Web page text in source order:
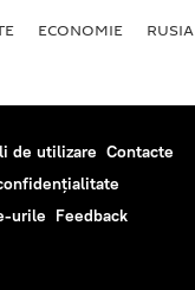
ECONOMIE RUSIA
de utilizare Contacte
urile Feedback